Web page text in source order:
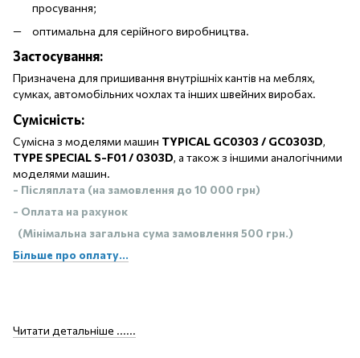
просування;
оптимальна для серійного виробництва.
Застосування:
Призначена для пришивання внутрішніх кантів на меблях,
сумках, автомобільних чохлах та інших швейних виробах.
Сумісність:
Сумісна з моделями машин TYPICAL GC0303 / GC0303D,
TYPE SPECIAL S-F01 / 0303D, а також з іншими аналогічними
моделями машин.
- Післяплата (на замовлення до 10 000 грн)
- Оплата на рахунок
(Мінімальна загальна сума замовлення 500 грн.)
Більше про оплату...
Читати детальніше ......